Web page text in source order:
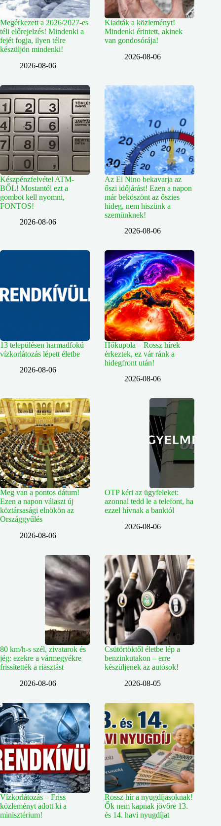
Megérkezett a 2026/2027-es
téli előrejelzés! Mindenki a
fejét fogja, ilyen télre
készüljön mindenki!
2026-08-06
Kiadták a közleményt!
Mindenki érintett, akinek
van gondosórája!
2026-08-06
Készpénzfelvétel ATM-
BŐL! Mostantól ezt a
gombot kell nyomni,
FONTOS!
2026-08-06
Az El Nino bekavarja az
őszi időjárást! Ezen a napon
már beköszönt az őszies
hideg, nem hiszünk a
szemünknek!
2026-08-06
13 településen harmadfokú
vízkorlátozás lépett életbe
2026-08-06
Hőkupola – Rossz hírek
érkeztek, ez vár ránk a
hidegfront után!
2026-08-06
Meg van a pontos dátum!
Ezen a napon választ új
köztársasági elnökön az
Országgyűlés
2026-08-06
OTP kéri az ügyfeleket:
azonnal tedd le a telefont, ha
ezzel hívnak a banktól
2026-08-06
80 km/h-s szél, zivatarok és
jég: ezekre a vármegyékre
frissítették a riasztást
2026-08-06
Csütörtöktől életbe lép a
benzinkutakon – erre
készüljenek az autósok!
2026-08-05
Vízkorlátozás – Friss
közleményt adott ki a
minisztérium!
Rossz hír a nyugdíjasoknak!
Ők nem kapnak jövőre 13.
és 14. havi nyugdíjat